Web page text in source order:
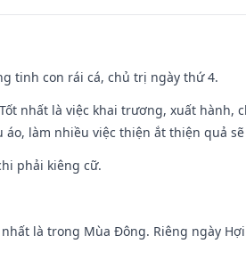
tinh con rái cá, chủ trị ngày thứ 4.
nhất là việc khai trương, xuất hành,
làm nhiều việc thiện ắt thiện quả
phải kiêng cữ.
là trong Mùa Đông. Riêng ngày